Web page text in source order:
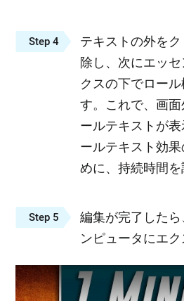
Step 4
テキストの外を
除し、次にエッ
クスの下でロー
す。これで、画
ールテキストが
ールテキスト効
めに、持続時間を
Step 5
編集が完了した
ンピュータにエク